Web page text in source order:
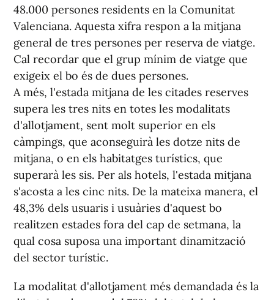
48.000 persones residents en la Comunitat
Valenciana. Aquesta xifra respon a la mitjana
general de tres persones per reserva de viatge.
Cal recordar que el grup mínim de viatge que
exigeix el bo és de dues persones.
A més, l'estada mitjana de les citades reserves
supera les tres nits en totes les modalitats
d'allotjament, sent molt superior en els
càmpings, que aconseguirà les dotze nits de
mitjana, o en els habitatges turístics, que
superarà les sis. Per als hotels, l'estada mitjana
s'acosta a les cinc nits. De la mateixa manera, el
48,3% dels usuaris i usuàries d'aquest bo
realitzen estades fora del cap de setmana, la
qual cosa suposa una important dinamització
del sector turístic.
La modalitat d'allotjament més demandada és la